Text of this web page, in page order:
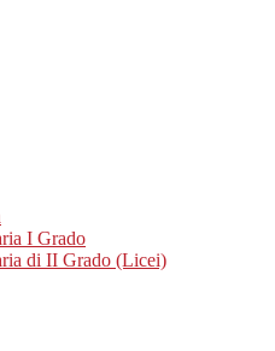
I Grado
di II Grado (Licei)